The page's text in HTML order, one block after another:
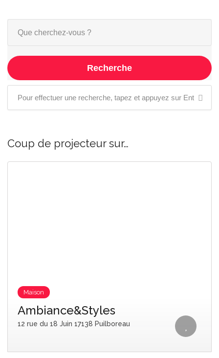
Recherche
Coup de projecteur sur…
Maison
Ambiance&Styles
12 rue du 18 Juin 17138 Puilboreau